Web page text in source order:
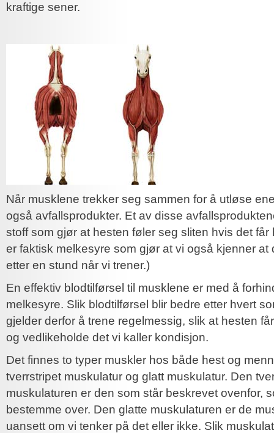
kraftige sener.
Når musklene trekker seg sammen for å utløse
også avfallsprodukter. Et av disse
stoff som gjør at hesten føler seg sliten hvis det får
er faktisk melkesyre som gjør at vi også kjenner at
etter en stund når vi trener.)
En effektiv blodtilførsel til musklene er med å
melkesyre. Slik blodtilførsel blir bedre etter hvert
gjelder derfor å trene regelmessig, slik at hesten
og vedlikeholde det vi kaller kondisjon.
Det finnes to typer muskler hos både hest og
tverrstripet muskulatur og glatt muskulatur. Den
muskulaturen er den som står beskrevet ovenfor,
bestemme over. Den glatte muskulaturen er de
uansett om vi tenker på det eller ikke. Slik